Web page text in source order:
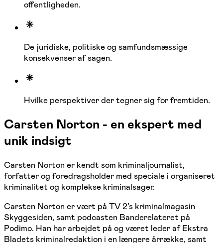
offentligheden.
De juridiske, politiske og samfundsmæssige
konsekvenser af sagen.
Hvilke perspektiver der tegner sig for fremtiden.
Carsten Norton - en ekspert med
unik indsigt
Carsten Norton er kendt som kriminaljournalist,
forfatter og foredragsholder med speciale i organiseret
kriminalitet og komplekse kriminalsager.
Carsten Norton er vært på TV 2’s kriminalmagasin
Skyggesiden, samt podcasten Banderelateret på
Podimo. Han har arbejdet på og været leder af Ekstra
Bladets kriminalredaktion i en længere årrække, samt